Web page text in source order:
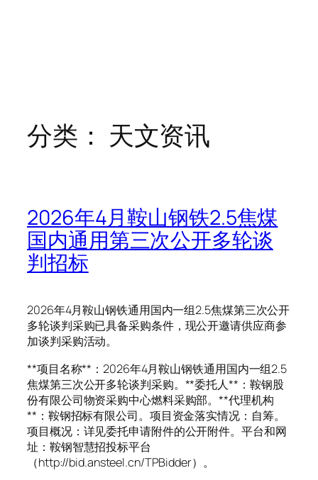
分类： 天文资讯
2026年4月鞍山钢铁2.5焦煤
国内通用第三次公开多轮谈
判招标
2026年4月鞍山钢铁通用国内一组2.5焦煤第三次公开
多轮谈判采购已具备采购条件，现公开邀请供应商参
加谈判采购活动。
**项目名称**：2026年4月鞍山钢铁通用国内一组2.5
焦煤第三次公开多轮谈判采购。**委托人**：鞍钢股
份有限公司物资采购中心燃料采购部。**代理机构
**：鞍钢招标有限公司。项目资金落实情况：自筹。
项目概况：详见委托申请附件的公开附件。平台和网
址：鞍钢智慧招投标平台
（http://bid.ansteel.cn/TPBidder）。